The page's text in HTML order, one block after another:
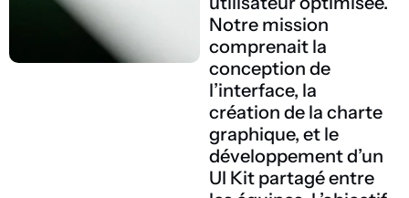
Notre mission
comprenait la
conception de
l’interface, la
création de la charte
graphique, et le
développement d’un
UI Kit partagé entre